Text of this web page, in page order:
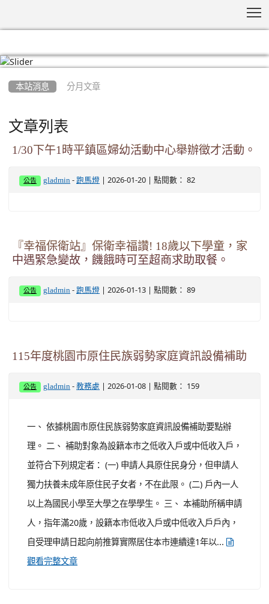
本站消息 分月文章
文章列表
1/30下午1時平鎮區婦幼活動中心舉辦徵才活動。
公告 gladmin - 跑馬燈 | 2026-01-20 | 點閱數： 82
『幸福保衛站』保衛幸福讚! 18歲以下學童，家
中遇緊急變故，饑餓時可至超商求助取餐。
公告 gladmin - 跑馬燈 | 2026-01-13 | 點閱數： 89
115年度桃園市原住民族弱勢家庭資訊設備補助
公告 gladmin -教務處 | 2026-01-08 | 點閱數： 159
一、 依據桃園市原住民族弱勢家庭資訊設備補助要點辦
理。 二、 補助對象為設籍本市之低收入戶或中低收入戶，
並符合下列規定者： (一) 申請人具原住民身分，但申請人
獨力扶養未成年原住民子女者，不在此限。 (二) 戶內一人
以上為國民小學至大學之在學學生。 三、 本補助所稱申請
人，指年滿20歲，設籍本市低收入戶或中低收入戶戶內，
自受理申請日起向前推算實際居住本市連續達1年以...
觀看完整文章